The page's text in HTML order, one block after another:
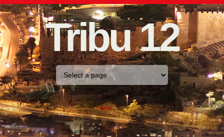
Tribu 12
Home